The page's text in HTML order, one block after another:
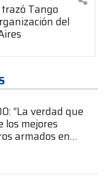
Tango
del
“La verdad que
los mejores
armados en